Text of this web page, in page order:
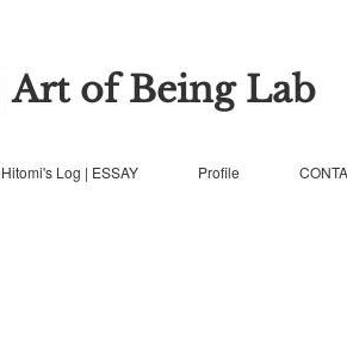
Art of Being Lab
Hitomi's Log | ESSAY Profile